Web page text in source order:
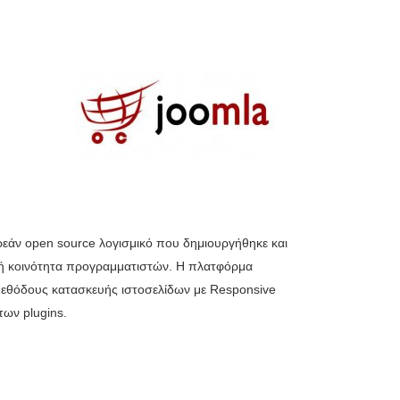
open source λογισμικό που δημιουργήθηκε και
κοινότητα προγραμματιστών. Η πλατφόρμα
κατασκευής ιστοσελίδων με Responsive
plugins.